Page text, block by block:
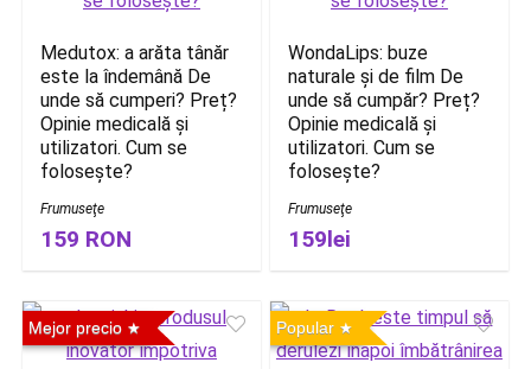
Medutox: a arăta tânăr
este la îndemână De
unde să cumperi? Preț?
Opinie medicală și
utilizatori. Cum se
folosește?
Frumuseţe
159 RON
WondaLips: buze
naturale și de film De
unde să cumpăr? Preț?
Opinie medicală și
utilizatori. Cum se
folosește?
Frumuseţe
159lei
Mejor precio Popular